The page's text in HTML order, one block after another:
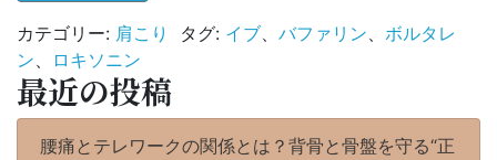
カテゴリー: 肩こり タグ: イブ、 バファリン、 ボルタレ
ン、 ロキソニン
最近の投稿
腰痛とテレワークの関係とは？背骨と骨盤を守る“正